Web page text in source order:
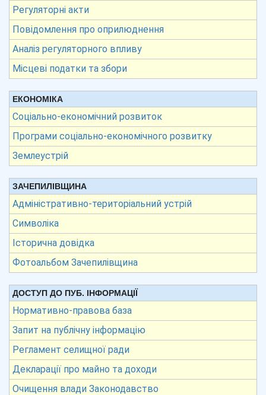
Регуляторні акти
Повідомлення про оприлюднення
Аналіз регуляторного впливу
Місцеві податки та збори
ЕКОНОМІКА
Соціально-економічний розвиток
Програми соціально-економічного розвитку
Землеустрій
ЗАЧЕПИЛІВЩИНА
Адміністративно-територіальний устрій
Символіка
Історична довідка
Фотоальбом Зачепилівщина
ДОСТУП ДО ПУБ. ІНФОРМАЦІЇ
Нормативно-правова база
Запит на публічну інформацію
Регламент селищної ради
Декларації про майно та доходи
Очищення влади Законодавство